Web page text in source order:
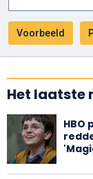
Het laatste